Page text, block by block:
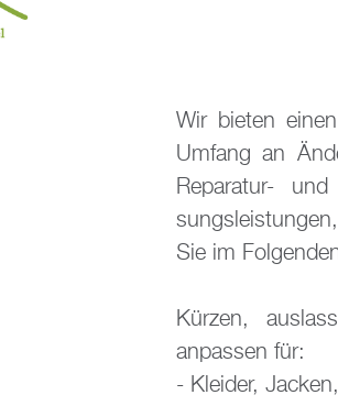
Wir bie­ten
Um­fang an
Re­pa­ra­tur-
Sie im
Kür­zen,
an­pas­sen für:
- Klei­der, Ja­cken,